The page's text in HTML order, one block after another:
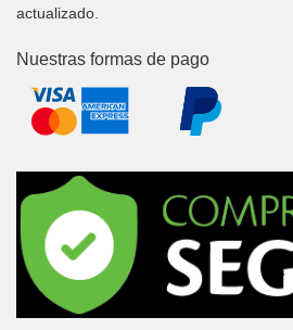
actualizado.
Nuestras formas de pago